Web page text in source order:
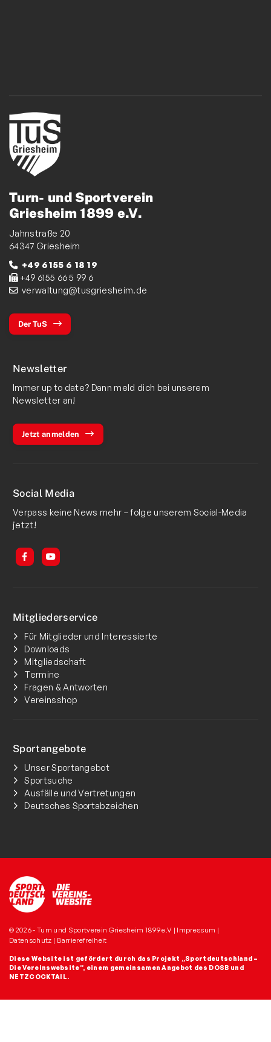
Turn- und Sportverein
Griesheim 1899 e.V.
Jahnstraße 20
64347 Griesheim
+49 6155 6 18 19
+49 6155 66 5 99 6
verwaltung@tusgriesheim.de
Der TuS
Newsletter
Immer up to date? Dann meld dich bei unserem
Newsletter an!
Jetzt anmelden
Social Media
Verpass keine News mehr – folge unserem Social-Media
jetzt!
Mitgliederservice
Für Mitglieder und Interessierte
Downloads
Mitgliedschaft
Termine
Fragen & Antworten
Vereinsshop
Sportangebote
Unser Sportangebot
Sportsuche
Ausfälle und Vertretungen
Deutsches Sportabzeichen
© 2026 - Turn und Sportverein Griesheim 1899 e.V | Impressum |
Datenschutz | Barrierefreiheit
Diese Website ist gefördert durch das Projekt „Sportdeutschland –
Die Vereinswebsite”, einem gemeinsamen Angebot des DOSB und
NETZCOCKTAIL.